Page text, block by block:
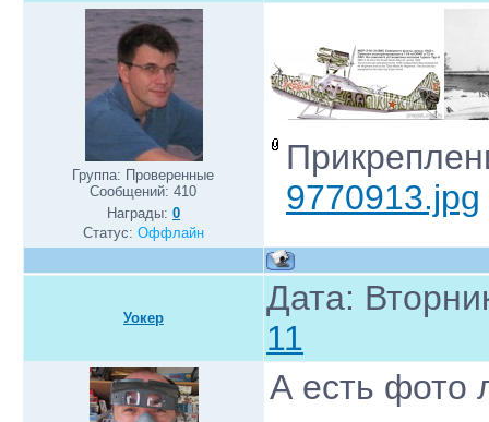
Группа: Проверенные
Сообщений:410
Награды: 0
Статус: Оффлайн
9770913.jpg
Уокер
Дата:
11
А есть фото